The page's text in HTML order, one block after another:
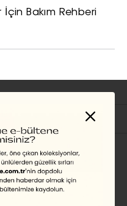
İçin Bakım Rehberi
ve Callum Turner,
Evlendi